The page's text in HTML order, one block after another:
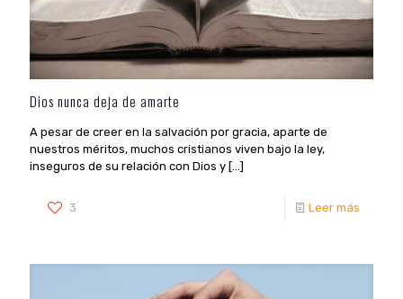
Dios nunca deja de amarte
A pesar de creer en la salvación por gracia, aparte de
nuestros méritos, muchos cristianos viven bajo la ley,
inseguros de su relación con Dios y […]
3 Leer más